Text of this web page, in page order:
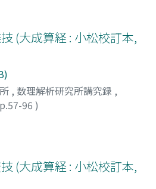
ベ, カタヒロ;ゴトウ, タケフミ
(大成算経 : 小松校訂本,
, 数理解析研究所講究録 ,
96 )
ツ, ヒコサブロウ
(大成算経 : 小松校訂本,